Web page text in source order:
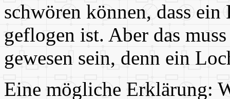
schwören können, dass ein
geflogen ist. Aber das
gewesen sein, denn ein
Eine mögliche Erklärung: